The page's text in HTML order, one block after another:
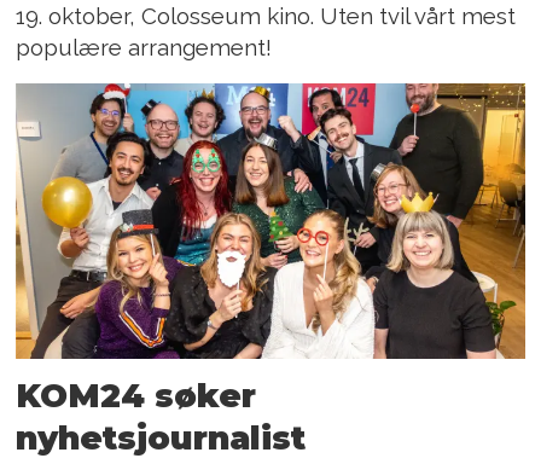
19. oktober, Colosseum kino. Uten tvil vårt mest
populære arrangement!
KOM24 søker
nyhetsjournalist